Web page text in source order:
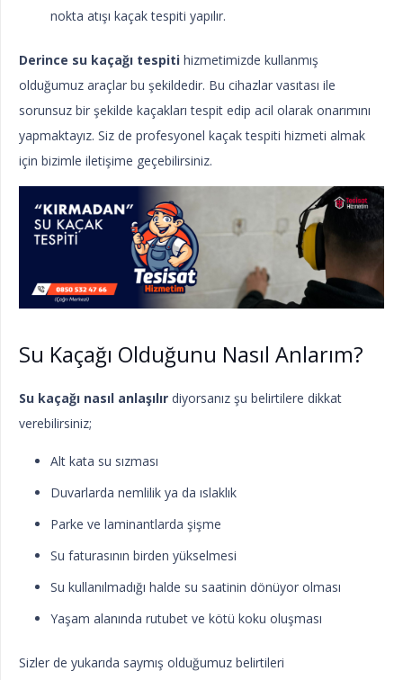
nokta atışı kaçak tespiti yapılır.
Derince su kaçağı tespiti hizmetimizde kullanmış
olduğumuz araçlar bu şekildedir. Bu cihazlar vasıtası ile
sorunsuz bir şekilde kaçakları tespit edip acil olarak onarımını
yapmaktayız. Siz de profesyonel kaçak tespiti hizmeti almak
için bizimle iletişime geçebilirsiniz.
Su Kaçağı Olduğunu Nasıl Anlarım?
Su kaçağı nasıl anlaşılır diyorsanız şu belirtilere dikkat
verebilirsiniz;
Alt kata su sızması
Duvarlarda nemlilik ya da ıslaklık
Parke ve laminantlarda şişme
Su faturasının birden yükselmesi
Su kullanılmadığı halde su saatinin dönüyor olması
Yaşam alanında rutubet ve kötü koku oluşması
Sizler de yukarıda saymış olduğumuz belirtileri